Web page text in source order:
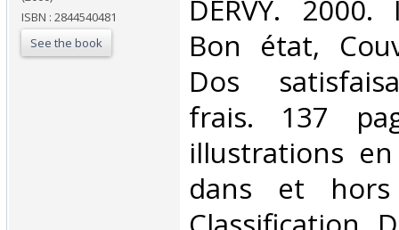
ISBN : 2844540481
See the book
‎DERVY.
Bon état,
Dos
frais. 137
illustrations
dans et